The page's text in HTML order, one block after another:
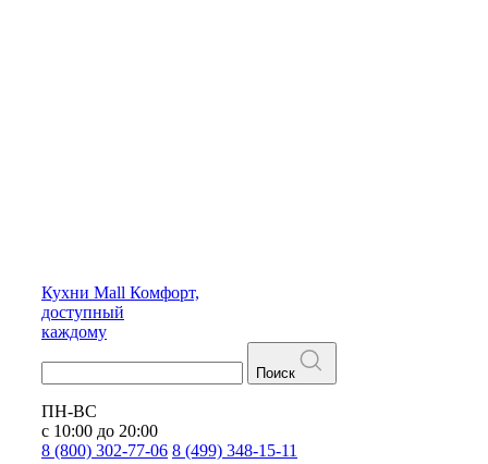
Кухни Mall Комфорт,
доступный
каждому
Поиск
ПН-ВС
с 10:00 до 20:00
8 (800) 302-77-06 8 (499) 348-15-11